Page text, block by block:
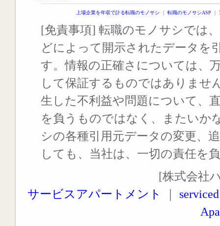
上場企業を年収で計る転職のモノサシ ｜ 転職のモノサシASP ｜
[免責事項] 転職のモノサシでは
どによって開示されたデータを
す。情報の正確さについては、
して保証するものではありませ
生した不利益や問題について、
を負うものではなく、またいか
シの各種引用元データの変更、
しても、当社は、一切の責任を
[株式会社
サービスアパートメント